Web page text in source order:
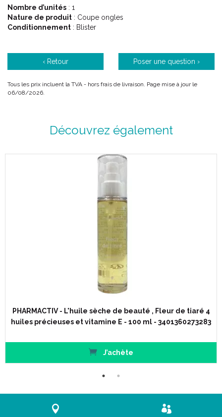
évalué grâce à des tests d’ usage réalisés sous contrrôle
médical ou des tests d’ hypoallergénicité.
famille au quotidien, y compris pour les peaux les plus
sensibles.
Prix :votre pharmacien PHARMACTIV s’ engage à vous
proposer ces produits, au meilleur prix et en exclusivité, dans
Nombre d’unités : 1
Nature de produit : Coupe ongles
Conditionnement : Blister
‹ Retour Poser une question ›
Tous les prix incluent la TVA - hors frais de livraison. Page mise à jour le
06/08/2026.
Découvrez également
PHARMACTIV - L'huile sèche de beauté , Fleur de tiaré 4
huiles précieuses et vitamine E - 100 ml - 3401360273283
J’achète